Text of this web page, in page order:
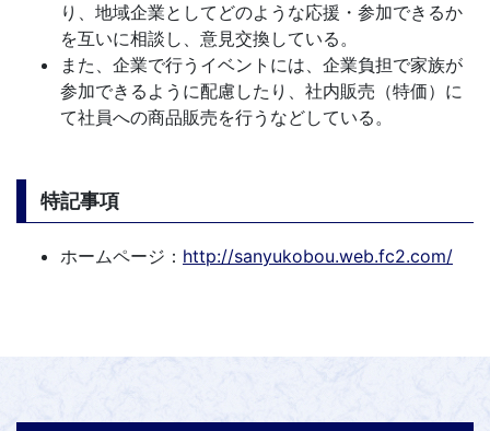
り、地域企業としてどのような応援・参加できるか
を互いに相談し、意見交換している。
また、企業で行うイベントには、企業負担で家族が
参加できるように配慮したり、社内販売（特価）に
て社員への商品販売を行うなどしている。
特記事項
ホームページ： http://sanyukobou.web.fc2.com/